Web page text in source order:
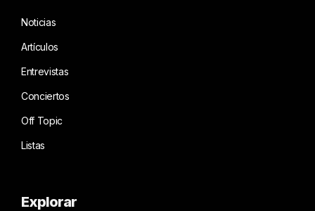
Noticias
Artículos
Entrevistas
Conciertos
Off Topic
Listas
Explorar